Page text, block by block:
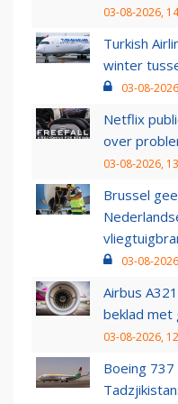
03-08-2026,
Turkish
winter
03-08-
Netflix
over
03-08-2026,
Brussel
03-08-
Airbus
beklad met
03-08-2026,
Boeing 737